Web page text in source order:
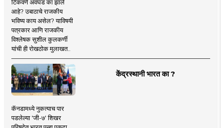
टिकवणे अवघड का झाले
आहे? उबाठाचे राजकीय
भविष्य काय असेल? याविषयी
पत्रकार आणि राजकीय
विश्लेषक सुशील कुलकर्णी
यांची ही रोखठोक मुलाखत..
केंद्रस्थानी भारत का ?
कॅनडामध्ये नुकत्याच पार
पडलेल्या 'जी-७' शिखर